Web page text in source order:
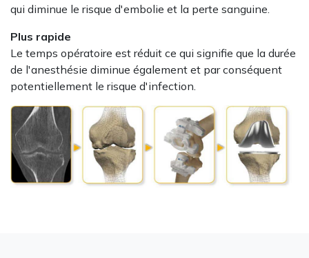
qui diminue le risque d'embolie et la perte sanguine.
Plus rapide
Le temps opératoire est réduit ce qui signifie que la durée
de l'anesthésie diminue également et par conséquent
potentiellement le risque d'infection.